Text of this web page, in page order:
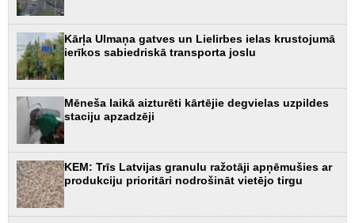
Kārļa Ulmaņa gatves un Lielirbes ielas krustojumā
ierīkos sabiedriskā transporta joslu
Mēneša laikā aizturēti kārtējie degvielas uzpildes
staciju apzadzēji
KEM: Trīs Latvijas granulu ražotāji apņēmušies ar
produkciju prioritāri nodrošināt vietējo tirgu